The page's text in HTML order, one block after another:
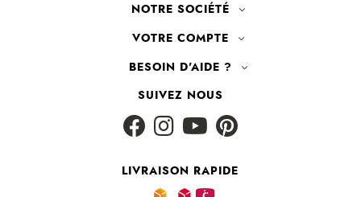
NOTRE SOCIÉTÉ
VOTRE COMPTE
BESOIN D'AIDE ?
SUIVEZ NOUS
LIVRAISON RAPIDE